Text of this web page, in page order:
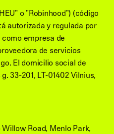
o "Robinhood") (código
autorizada y regulada por
empresa de
de servicios
El domicilio social de
33-201, LT-01402 Vilnius,
Road, Menlo Park,